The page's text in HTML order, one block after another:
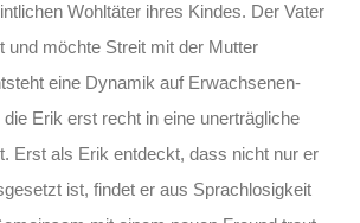
Wohltäter ihres Kindes. Der Vater
und möchte Streit mit der Mutter
eine Dynamik auf Erwachsenen-
die Erik erst recht in eine unerträgliche
Erst als Erik entdeckt, dass nicht nur er
ist, findet er aus Sprachlosigkeit